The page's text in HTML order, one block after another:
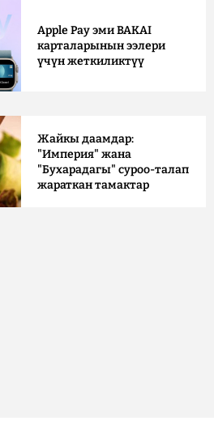
Apple Pay эми BAKAI
карталарынын ээлери
үчүн жеткиликтүү
Жайкы даамдар:
"Империя" жана
"Бухарадагы" суроо-талап
жараткан тамактар